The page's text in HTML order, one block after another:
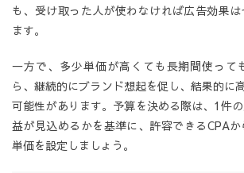
も、受け取った人が使わなければ広告効果
ます。
一方で、多少単価が高くても長期間使って
ら、継続的にブランド想起を促し、結果的に
可能性があります。予算を決める際は、1件
益が見込めるかを基準に、許容できるCPA
単価を設定しましょう。